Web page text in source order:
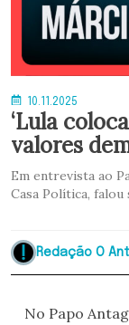
10.11.2025
‘Lula
valores
Em entrevista ao
Casa Política,
Redação O
No Papo